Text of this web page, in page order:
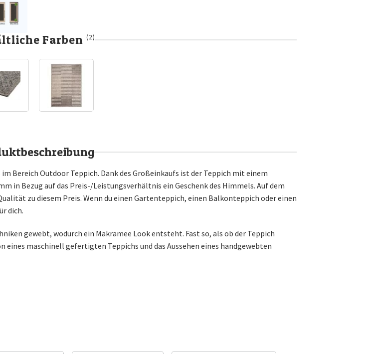
Farben(2)
Bereich Outdoor Teppich. Dank des Großeinkaufs ist der Teppich mit einem
in Bezug auf das Preis-/Leistungsverhältnis ein Geschenk des Himmels. Auf dem
zu diesem Preis. Wenn du einen Gartenteppich, einen Balkonteppich oder einen
dich.
gewebt, wodurch ein Makramee Look entsteht. Fast so, als ob der Teppich
eines maschinell gefertigten Teppichs und das Aussehen eines handgewebten